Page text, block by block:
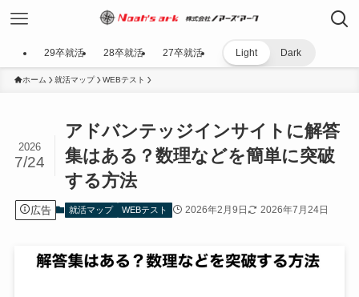
29卒就活 28卒就活 27卒就活 Light Dark
ホーム 就活マップ WEBテスト
アドバンテッジインサイトに解答
集はある？数理などを簡単に突破
する方法
2026
7/24
広告 就活マップ WEBテスト 2026年2月9日 2026年7月24日